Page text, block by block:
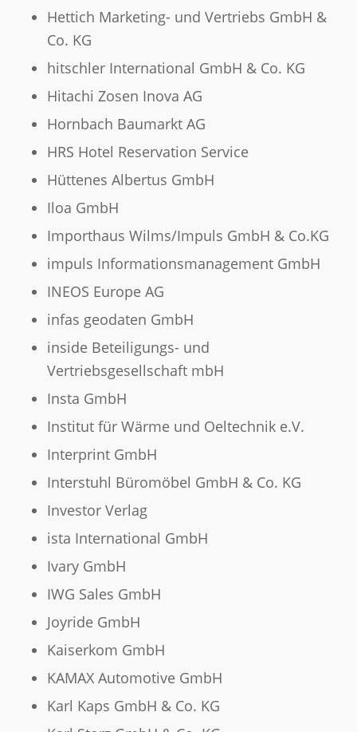
Hettich Marketing- und Vertriebs GmbH &
Co. KG
hitschler International GmbH & Co. KG
Hitachi Zosen Inova AG
Hornbach Baumarkt AG
HRS Hotel Reservation Service
Hüttenes Albertus GmbH
Iloa GmbH
Importhaus Wilms/Impuls GmbH & Co.KG
impuls Informationsmanagement GmbH
INEOS Europe AG
infas geodaten GmbH
inside Beteiligungs- und
Vertriebsgesellschaft mbH
Insta GmbH
Institut für Wärme und Oeltechnik e.V.
Interprint GmbH
Interstuhl Büromöbel GmbH & Co. KG
Investor Verlag
ista International GmbH
Ivary GmbH
IWG Sales GmbH
Joyride GmbH
Kaiserkom GmbH
KAMAX Automotive GmbH
Karl Kaps GmbH & Co. KG